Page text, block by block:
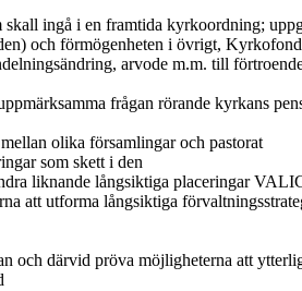
ingå i en framtida kyrkoordning;
och förmögenheten i övrigt,
arvode m.m. till
frågan rörande kyrkans
olika församlingar och pastorat
som skett i den
liknande långsiktiga placeringar
att utforma långsiktiga
och därvid pröva möjligheterna att